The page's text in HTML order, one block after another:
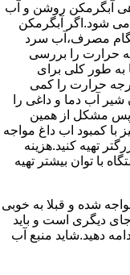
آبگرمکن روشن و آب
شود.اگر آبگرمکن
هنگام مصرف،آب سرد
حرارت را بررسی
به طور کلی برای
حرارت را کمی
آب دما و داغی را
مشکل از همین
با کمبود اب داغ مواجه
تهیه کنید.هزینه
با توان بیشتر تهیه
شده و قبلا به خوبی
دیگری است و باید
دهید.شاید منبع آب